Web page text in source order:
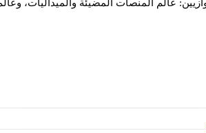
عالم المنصات المضيئة والميداليات،